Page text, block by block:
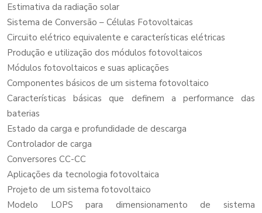
Estimativa da radiação solar
Sistema de Conversão – Células Fotovoltaicas
Circuito elétrico equivalente e características elétricas
Produção e utilização dos módulos fotovoltaicos
Módulos fotovoltaicos e suas aplicações
Componentes básicos de um sistema fotovoltaico
Características básicas que definem a performance das
baterias
Estado da carga e profundidade de descarga
Controlador de carga
Conversores CC-CC
Aplicações da tecnologia fotovoltaica
Projeto de um sistema fotovoltaico
Modelo LOPS para dimensionamento de sistema